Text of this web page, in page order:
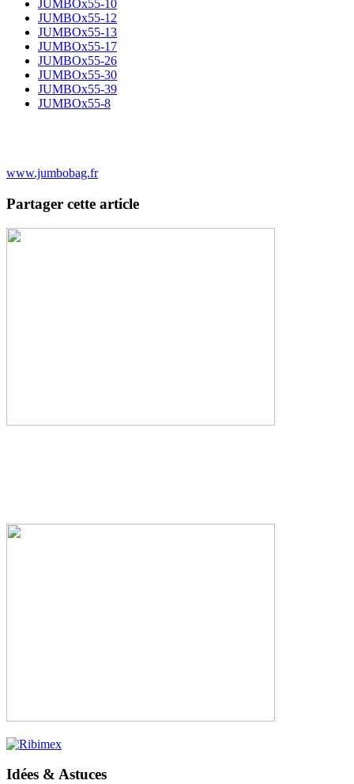
JUMBOx55-10
JUMBOx55-12
JUMBOx55-13
JUMBOx55-17
JUMBOx55-26
JUMBOx55-30
JUMBOx55-39
JUMBOx55-8
www.jumbobag.fr
Partager cette article
Idées & Astuces